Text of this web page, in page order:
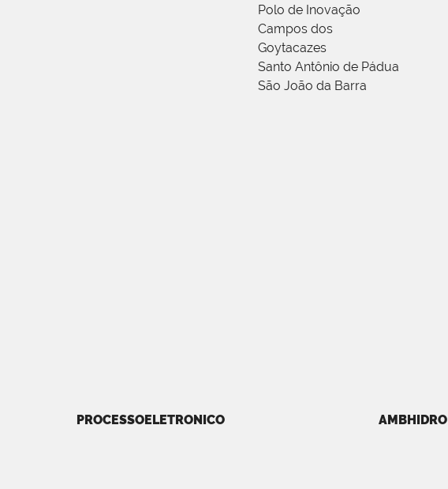
Polo de Inovação
Campos dos
Goytacazes
Santo Antônio de Pádua
São João da Barra
PROCESSOELETRONICO AMBHIDRO